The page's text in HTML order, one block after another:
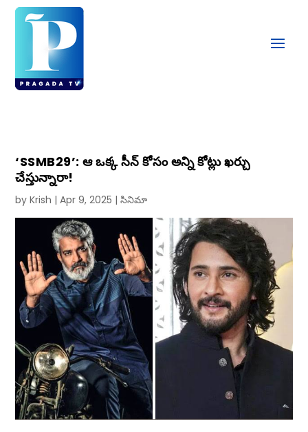
‘SSMB29’: ఆ ఒక్క సీన్‌ కోసం అన్ని కోట్లు ఖర్చు
చేస్తున్నారా!
byKrish |Apr 9, 2025 |సినిమా